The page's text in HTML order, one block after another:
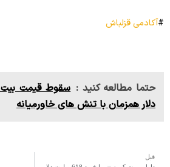
#آکادمی قزلباش
حتما مطالعه کنید :
دلار همزمان با تنش های خاورمیانه
قبل